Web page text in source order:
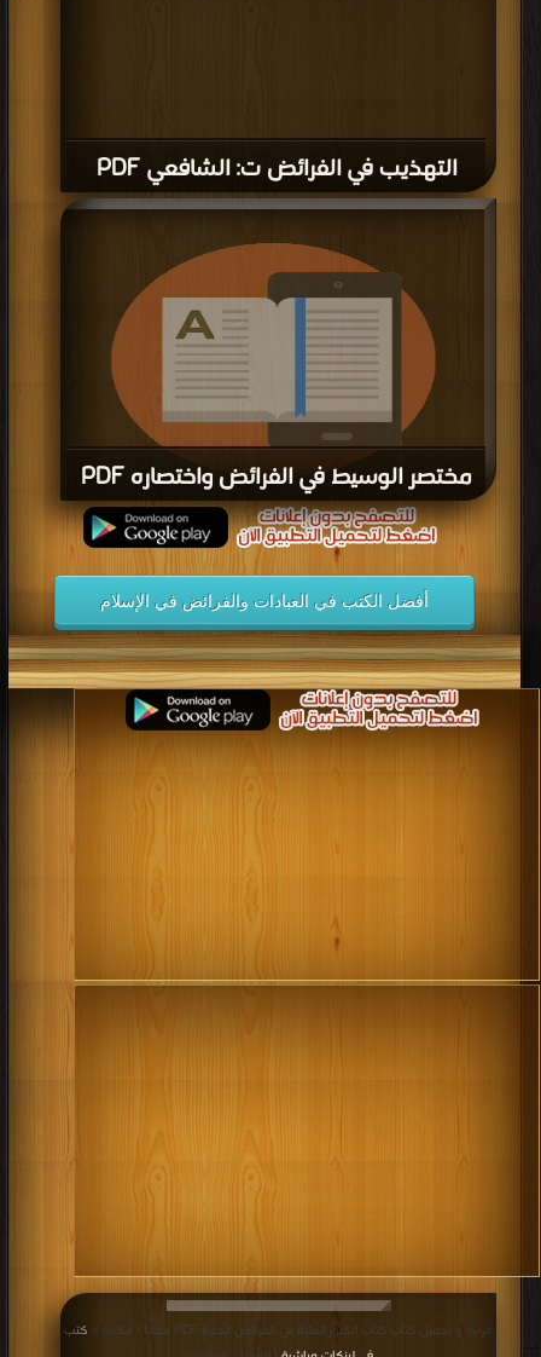
التهذيب في الفرائض ت: الشافعي PDF
مختصر الوسيط في الفرائض واختصاره PDF
قراءة و تحميل كتاب مختصر الوسيط في الفرائض واختصاره PDF مجانا
أفضل الكتب في العبادات والفرائض في الإسلام
قراءة و تحميل كتاب كتاب الكنوز الملية في الفرائض الجلية PDF مجانا | مكتبة >
كتب